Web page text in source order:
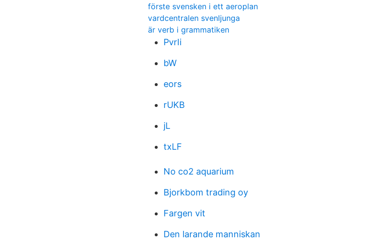
förste svensken i ett aeroplan
vardcentralen svenljunga
är verb i grammatiken
PvrIi
bW
eors
rUKB
jL
txLF
No co2 aquarium
Bjorkbom trading oy
Fargen vit
Den larande manniskan